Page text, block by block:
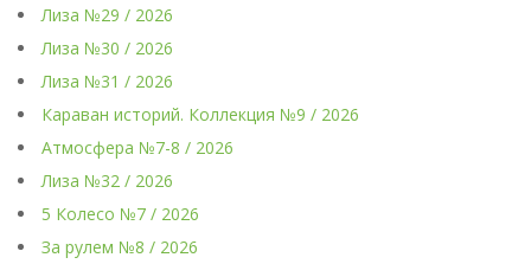
Лиза №29 / 2026
Лиза №30 / 2026
Лиза №31 / 2026
Караван историй. Коллекция №9 / 2026
Атмосфера №7-8 / 2026
Лиза №32 / 2026
5 Колесо №7 / 2026
За рулем №8 / 2026